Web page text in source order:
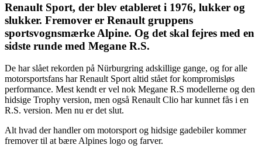
Renault Sport, der blev etableret i 1976, lukker og
slukker. Fremover er Renault gruppens
sportsvognsmærke Alpine. Og det skal fejres med en
sidste runde med Megane R.S.
De har slået rekorden på Nürburgring adskillige gange, og for alle
motorsportsfans har Renault Sport altid stået for kompromisløs
performance. Mest kendt er vel nok Megane R.S modellerne og den
hidsige Trophy version, men også Renault Clio har kunnet fås i en
R.S. version. Men nu er det slut.
Alt hvad der handler om motorsport og hidsige gadebiler kommer
fremover til at bære Alpines logo og farver.